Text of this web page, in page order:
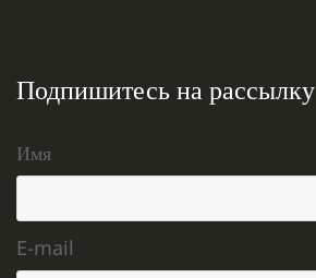
Подпишитесь на рассылку
Имя
E-mail